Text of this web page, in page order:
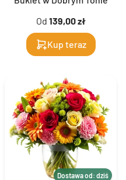
Od 139,00 zł
Kup teraz
Dostawa od: dziś